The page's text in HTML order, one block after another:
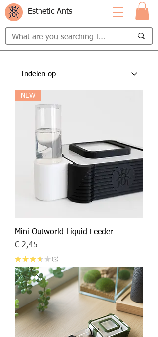
Esthetic Ants
NEW
Mini Outworld Liquid Feeder
Prijs
€ 2,45
★ ★ ★ ★ ★ 3
3